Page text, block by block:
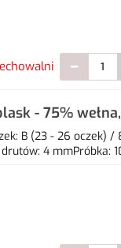
- 75% wełna,
B (23 - 26 oczek)
4 mmPróbka: